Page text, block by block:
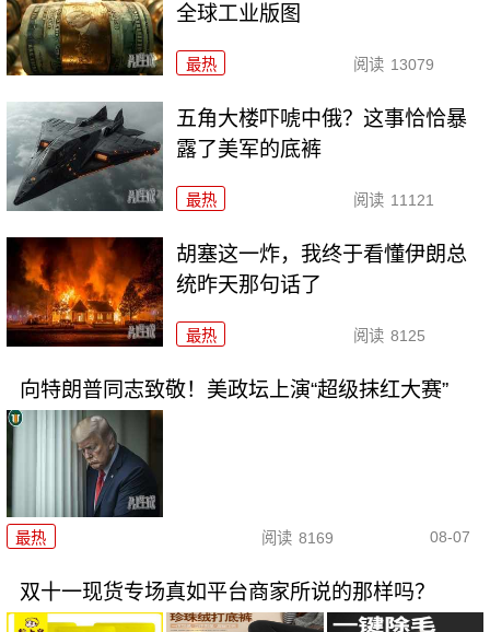
全球工业版图
最热 阅读 13079
五角大楼吓唬中俄？这事恰恰暴
露了美军的底裤
最热 阅读 11121
胡塞这一炸，我终于看懂伊朗总
统昨天那句话了
最热 阅读 8125
向特朗普同志致敬！美政坛上演“超级抹红大赛”
最热 阅读 8169 08-07
双十一现货专场真如平台商家所说的那样吗？